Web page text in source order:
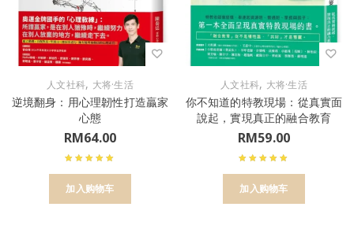
人文社科, 大将·生活
逆境翻身：用心理韌性打造贏家
心態
RM64.00
加入购物车
人文社科, 大将·生活
你不知道的特教現場：從真實面
說起，實現真正的融合教育
RM59.00
加入购物车